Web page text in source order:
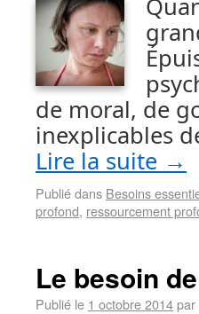
de moral, de
inexplicables
Lire la suite →
Publié dans Besoins
profond, ressourcement
Le besoin
Publié le 1 octobre 2014par